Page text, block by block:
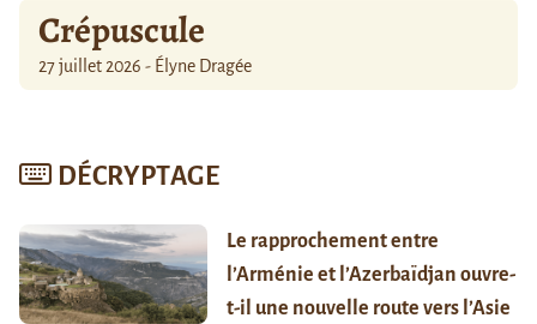
Crépuscule
27 juillet 2026 - Élyne Dragée
DÉCRYPTAGE
Le rapprochement entre
l’Arménie et l’Azerbaïdjan ouvre-
t-il une nouvelle route vers l’Asie